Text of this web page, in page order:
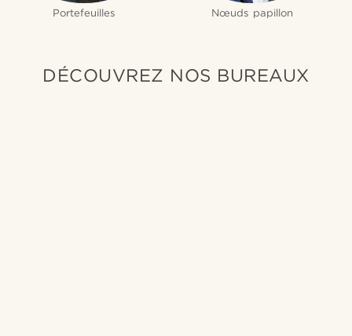
Portefeuilles Nœuds papillon
DÉCOUVREZ NOS BUREAUX